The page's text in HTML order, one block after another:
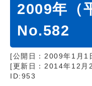
2009年（
No.582
[公開日： 2009年1月1
[更新日： 2014年12月
ID:953